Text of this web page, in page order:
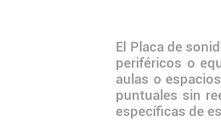
El Placa de
periféricos o
aulas o
puntuales sin
específicas de